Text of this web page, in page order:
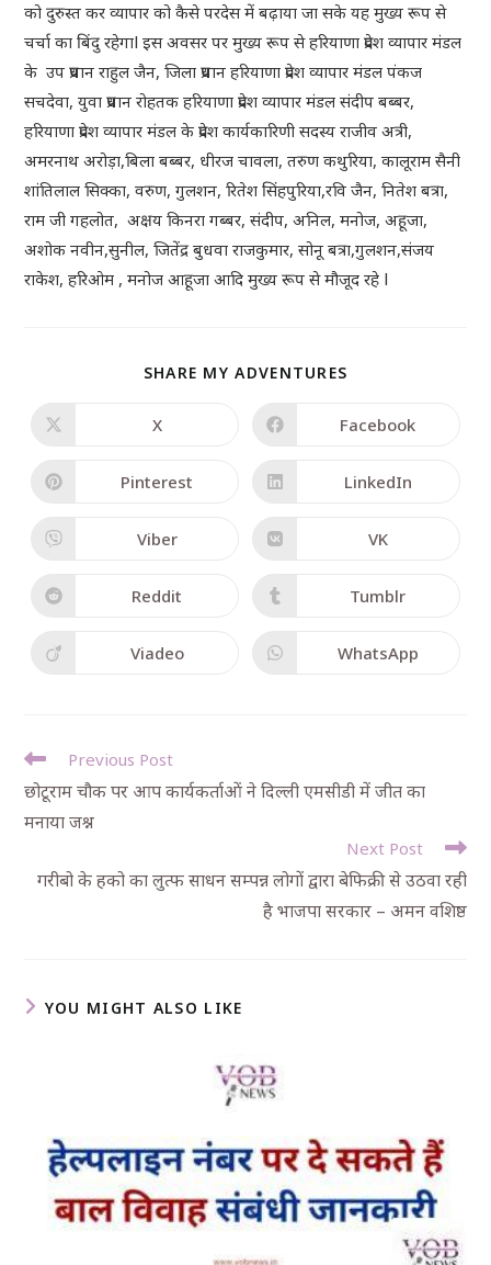
को दुरुस्त कर व्यापार को कैसे परदेस में बढ़ाया जा सके यह मुख्य रूप से
चर्चा का बिंदु रहेगाl इस अवसर पर मुख्य रूप से हरियाणा प्रदेश व्यापार मंडल
के उप प्रधान राहुल जैन, जिला प्रधान हरियाणा प्रदेश व्यापार मंडल पंकज
सचदेवा, युवा प्रधान रोहतक हरियाणा प्रदेश व्यापार मंडल संदीप बब्बर,
हरियाणा प्रदेश व्यापार मंडल के प्रदेश कार्यकारिणी सदस्य राजीव अत्री,
अमरनाथ अरोड़ा,बिला बब्बर, धीरज चावला, तरुण कथुरिया, कालूराम सैनी
शांतिलाल सिक्का, वरुण, गुलशन, रितेश सिंहपुरिया,रवि जैन, नितेश बत्रा,
राम जी गहलोत, अक्षय किनरा गब्बर, संदीप, अनिल, मनोज, अहूजा,
अशोक नवीन,सुनील, जितेंद्र बुधवा राजकुमार, सोनू बत्रा,गुलशन,संजय
राकेश, हरिओम , मनोज आहूजा आदि मुख्य रूप से मौजूद रहे l
SHARE MY ADVENTURES
X Facebook
Pinterest LinkedIn
Viber VK
Reddit Tumblr
Viadeo WhatsApp
Previous Post
छोटूराम चौक पर आप कार्यकर्ताओं ने दिल्ली एमसीडी में जीत का
मनाया जश्न
Next Post
गरीबो के हको का लुत्फ साधन सम्पन्न लोगों द्वारा बेफिक्री से उठवा रही
है भाजपा सरकार – अमन वशिष्ठ
YOU MIGHT ALSO LIKE